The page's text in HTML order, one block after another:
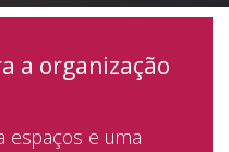
a organização
espaços e uma